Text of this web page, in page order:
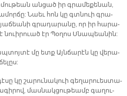
ան­ցած իր գրա­մե­քե­նան,
Նաեւ հոն կը գտնուի գրա­
գրա­դա­րա­նը, որ իր հա­րա­
նուի­րուած էր Պօ­ղոս Սնա­պեա­նին:
մը ետք Այն­ճա­րէն կը վե­րա­
կը շա­րու­նա­կուի գե­ղա­րուես­տա­
մաս­նակ­ցու­թեամբ գա­ղու­